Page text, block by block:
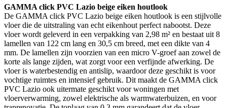
GAMMA click PVC Lazio beige eiken houtlook
De GAMMA click PVC Lazio beige eiken houtlook is een stijlvolle
vloer die de uitstraling van echt eikenhout perfect nabootst. Deze
vloer wordt geleverd in een verpakking van 2,98 m² en bestaat uit 8
lamellen van 122 cm lang en 30,5 cm breed, met een dikte van 4
mm. De lamellen zijn voorzien van een micro V-groef aan zowel de
korte als lange zijden, wat zorgt voor een verfijnde afwerking. De
vloer is waterbestendig en antislip, waardoor deze geschikt is voor
vochtige ruimtes en intensief gebruik. Dit maakt de GAMMA click
PVC Lazio ook uitermate geschikt voor woningen met
vloerverwarming, zowel elektrische als warmwaterbuizen, en voor